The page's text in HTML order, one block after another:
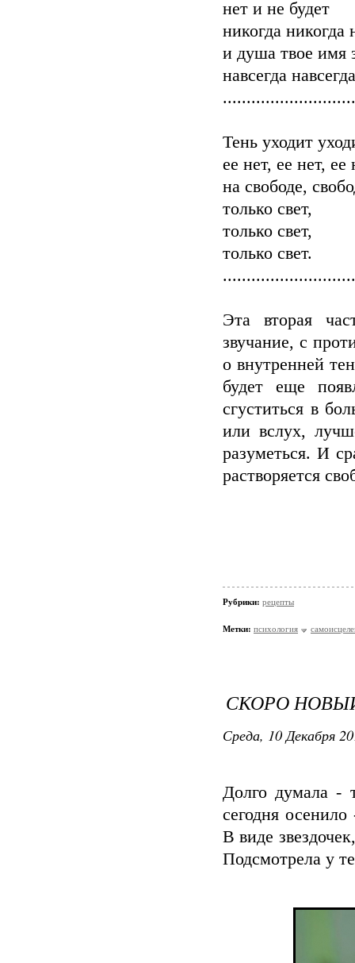
нет и не будет
никогда никогда
и душа твое имя
навсегда
Тень уходит
ее нет, ее нет, ее
на свободе,
только свет,
только свет,
только свет.
Эта вторая
звучание, с
о внутренней
будет еще
сгуститься в
или вслух,
разуметься. И
растворяется
Рубрики: рецепты
Метки: психология
СКОРО
Среда, 10 Декабря
Долго думала -
сегодня
В виде
Подсмотрела у